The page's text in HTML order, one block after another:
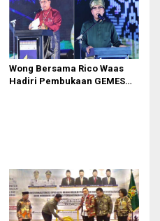
Wong Bersama Rico Waas
Hadiri Pembukaan GEMES